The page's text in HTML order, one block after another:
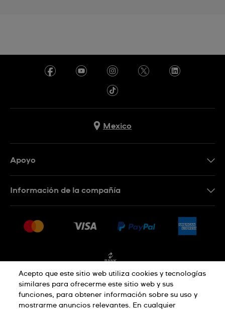
Mexico
Apoyo
Condiciones de venta
Información de la compañía
Empleo
Política de privacidad
Acepto que este sitio web utiliza cookies y tecnologías
similares para ofrecerme este sitio web y sus
funciones, para obtener información sobre su uso y
mostrarme anuncios relevantes. En cualquier